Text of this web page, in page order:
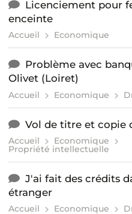
Licenciement pour
enceinte
Accueil Economique
Problème avec
Olivet (Loiret)
Accueil Economique
Vol de titre et copie
Accueil Economique
Propriété intellectuelle
J'ai fait des crédits
étranger
Accueil Economique